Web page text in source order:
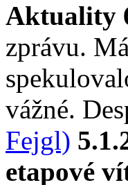
Aktuality
zprávu.
vážné.
Fejgl)
etapové